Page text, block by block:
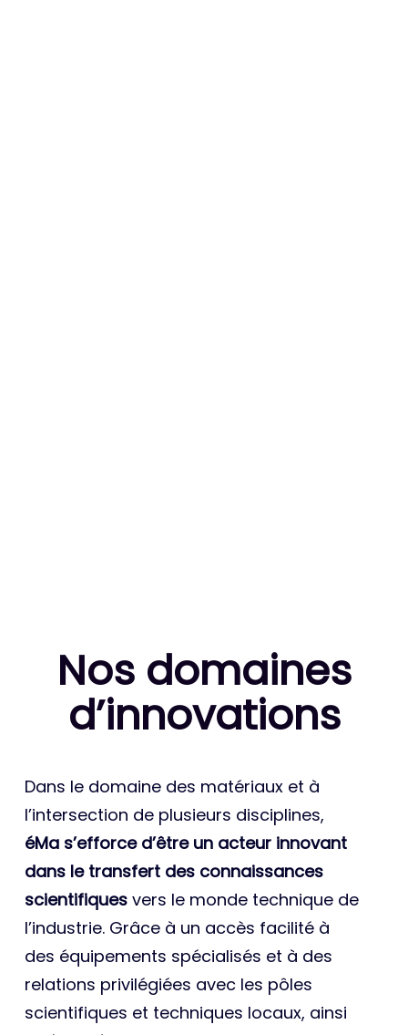
Nos domaines
d’innovations
Dans le domaine des matériaux et à
l’intersection de plusieurs disciplines,
éMa s’efforce d’être un acteur innovant
dans le transfert des connaissances
scientifiques vers le monde technique de
l’industrie. Grâce à un accès facilité à
des équipements spécialisés et à des
relations privilégiées avec les pôles
scientifiques et techniques locaux, ainsi